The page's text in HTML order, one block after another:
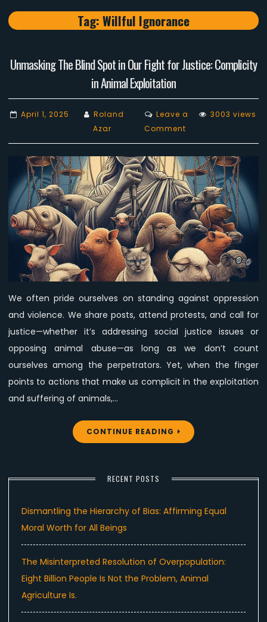
Tag:Willful Ignorance
Unmasking The Blind Spot in Our Fight for Justice: Complicity
in Animal Exploitation
April 1, 2025
Roland
Azar
Leave a
Commenton
Unmasking
The
Blind
Spot
in
Our
Fight
for
Justice:
Complicity
Animal
Exploitation
3003 views
We often pride ourselves on standing against oppression
and violence. We share posts, attend protests, and call for
justice—whether it’s addressing social justice issues or
opposing animal abuse—as long as we don’t count
ourselves among the perpetrators. Yet, when the finger
points to actions that make us complicit in the exploitation
and suffering of animals,…
CONTINUE READING
RECENT POSTS
Dismantling the Hierarchy of Bias: Affirming Equal
Moral Worth for All Beings
The Misinterpreted Resolution of Overpopulation:
Eight Billion People Is Not the Problem, Animal
Agriculture Is.